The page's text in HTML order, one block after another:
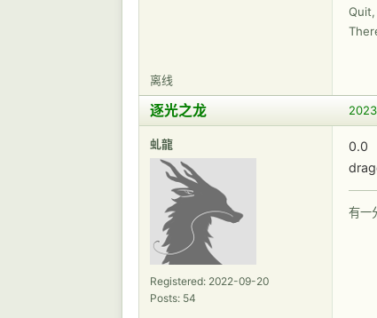
离线
逐光之龙
虬龍
Registered: 2022-09-20
Posts: 54
0.0
有一